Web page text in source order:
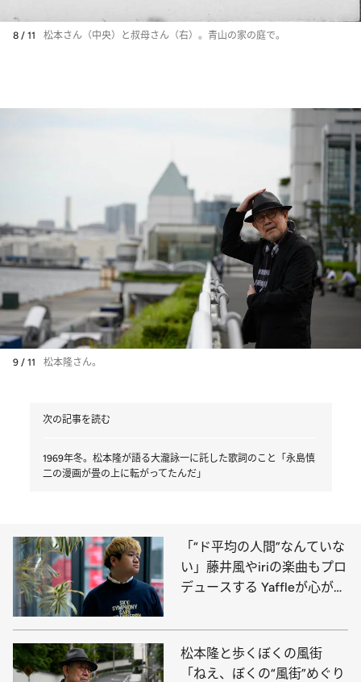
8 / 11 松本さん（中央）と叔母さん（右）。青山の家の庭で。
9 / 11 松本隆さん。
次の記事を読む
1969年冬。松本隆が語る大瀧詠一に託した歌詞のこと「永島慎
二の漫画が畳の上に転がってたんだ」
「“ド平均の人間”なんていな
い」藤井風やiriの楽曲もプロ
デュースする Yaffleが心がけ
松本隆と歩くぼくの風街
「ねえ、ぼくの“風街”めぐり